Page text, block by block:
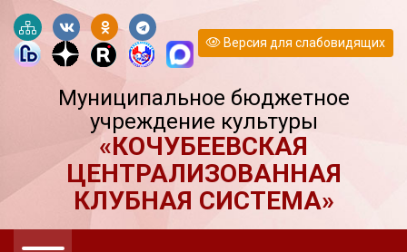
Версия для слабовидящих
Муниципальное бюджетное
учреждение культуры
«КОЧУБЕЕВСКАЯ
ЦЕНТРАЛИЗОВАННАЯ
КЛУБНАЯ СИСТЕМА»